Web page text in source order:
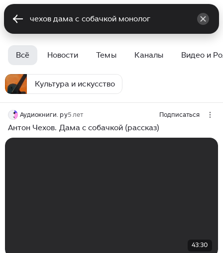
Всё Новости Темы Каналы Видео и
Культура и искусство
Аудиокниги. ру5 лет Подписаться
Антон Чехов. Дама с собачкой (рассказ)
43:30